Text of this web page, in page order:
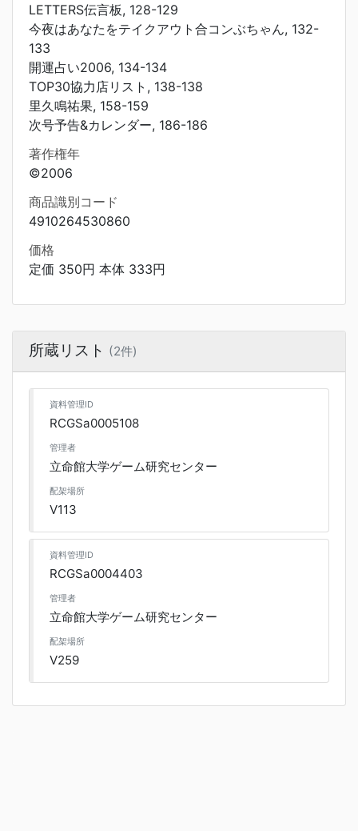
LETTERS伝言板, 128-129
今夜はあなたをテイクアウト合コンぶちゃん, 132-
133
開運占い2006, 134-134
TOP30協力店リスト, 138-138
里久鳴祐果, 158-159
次号予告&カレンダー, 186-186
著作権年
©2006
商品識別コード
4910264530860
価格
定価 350円 本体 333円
所蔵リスト (2件)
資料管理ID
RCGSa0005108
管理者
立命館大学ゲーム研究センター
配架場所
V113
資料管理ID
RCGSa0004403
管理者
立命館大学ゲーム研究センター
配架場所
V259